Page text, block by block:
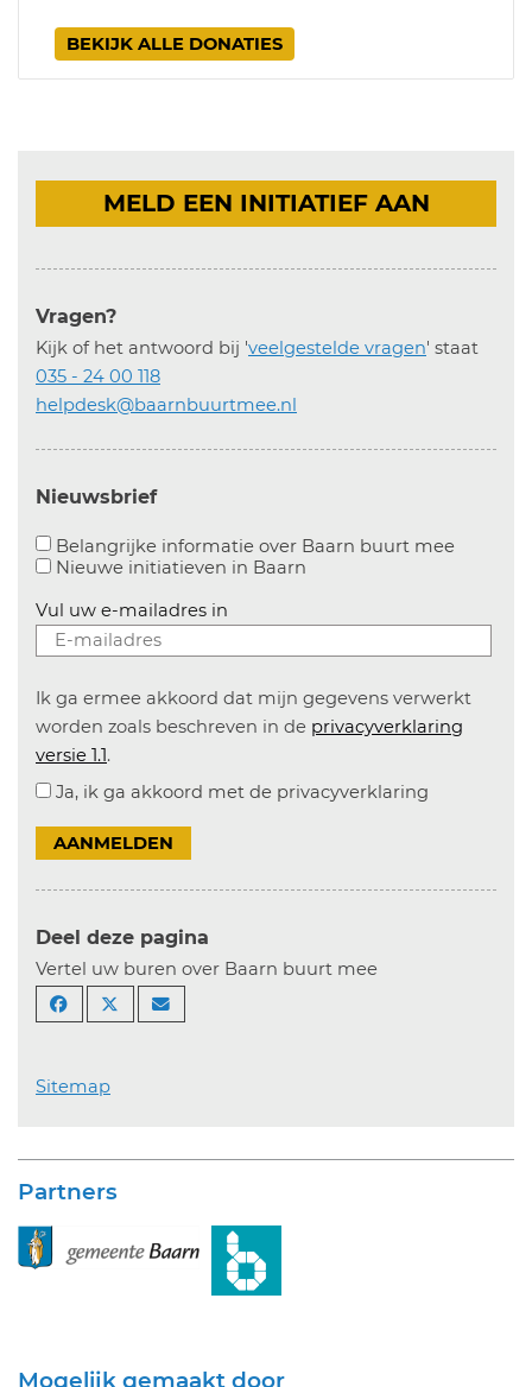
BEKIJK ALLE DONATIES
MELD EEN INITIATIEF AAN
Vragen?
Kijk of het antwoord bij 'veelgestelde vragen' staat
035 - 24 00 118
helpdesk@baarnbuurtmee.nl
Nieuwsbrief
Belangrijke informatie over Baarn buurt mee
Nieuwe initiatieven in Baarn
Vul uw e-mailadres in
Ik ga ermee akkoord dat mijn gegevens verwerkt
worden zoals beschreven in de privacyverklaring
versie 1.1.
Ja, ik ga akkoord met de privacyverklaring
AANMELDEN
Deel deze pagina
Vertel uw buren over Baarn buurt mee
Sitemap
Partners
Mogelijk gemaakt door